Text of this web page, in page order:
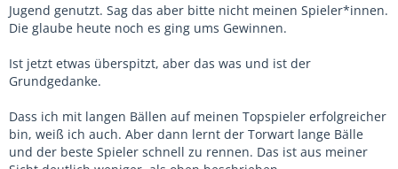
Jugend genutzt. Sag das aber bitte nicht meinen Spieler*innen.
Die glaube heute noch es ging ums Gewinnen.
Ist jetzt etwas überspitzt, aber das was und ist der
Grundgedanke.
Dass ich mit langen Bällen auf meinen Topspieler erfolgreicher
bin, weiß ich auch. Aber dann lernt der Torwart lange Bälle
und der beste Spieler schnell zu rennen. Das ist aus meiner